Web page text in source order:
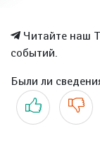
Читайте наш
событий.
Были ли
Да